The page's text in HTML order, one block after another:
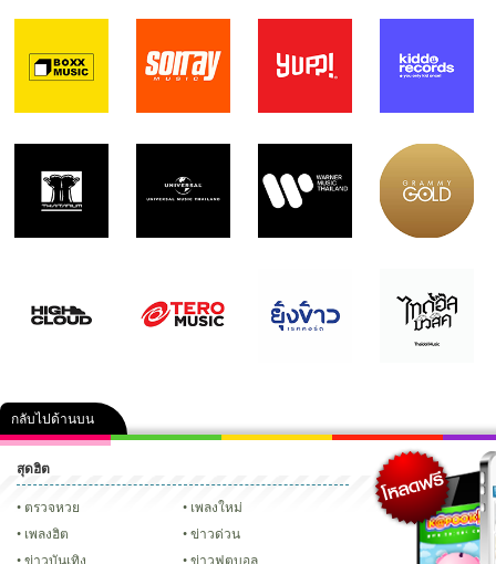
กลับไปด้านบน
คลิป ภาพ ปฏิทิน 2556 เฟซบุ๊ก ทวิ
Glitter
สุดฮิต
ตรวจหวย
เพลงใหม่
เพลงฮิต
ข่าวด่วน